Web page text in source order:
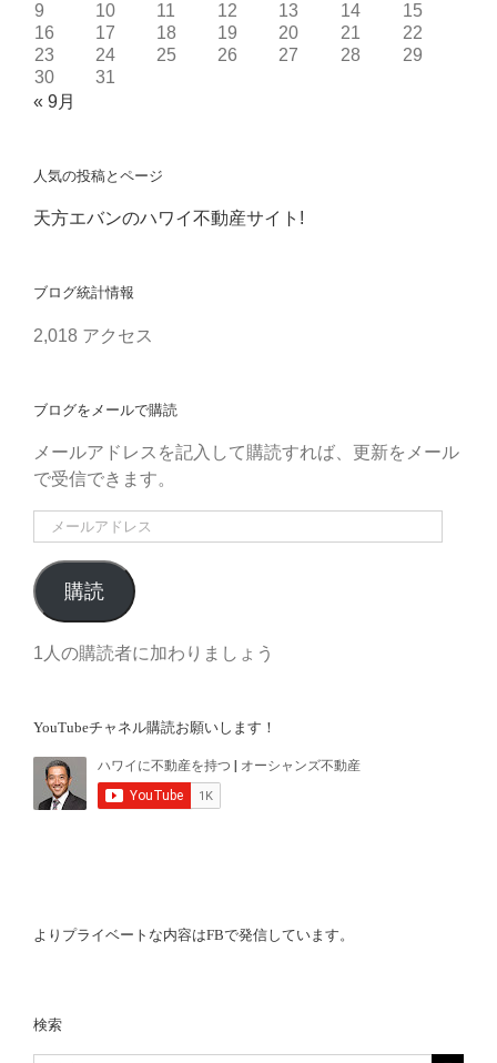
9
10 11 12 13 14
15
16
17 18 19 20 21
22
23
24 25 26 27 28
29
30
31
« 9月
人気の投稿とページ
天方エバンのハワイ不動産サイト!
ブログ統計情報
2,018 アクセス
ブログをメールで購読
メールアドレスを記入して購読すれば、更新をメール
で受信できます。
ー
ル
ア
レ
購読
1人の購読者に加わりましょう
YouTubeチャネル購読お願いします！
よりプライベートな内容はFBで発信しています。
検索